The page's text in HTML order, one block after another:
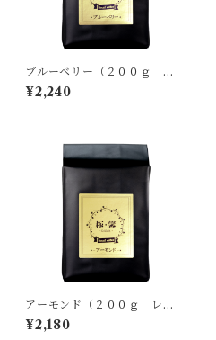
ブルーベリー（２００ｇ レ
ギュラー）デカフェフレーバ
ーコーヒー99.9%Cut / Brazi
¥2,240
アーモンド（２００ｇ レギ
ュラー）デカフェフレーバー
コーヒー99.9%Cut / Brazil
¥2,180